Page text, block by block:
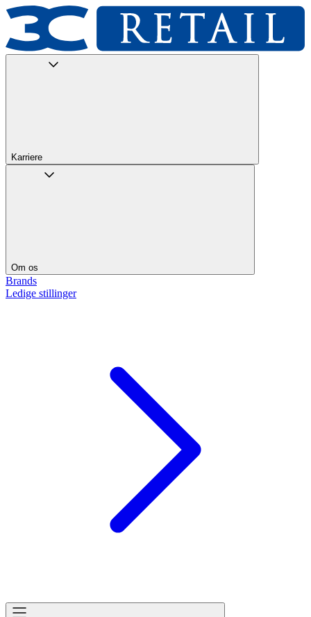
Karriere
Om os
Brands
Ledige stillinger